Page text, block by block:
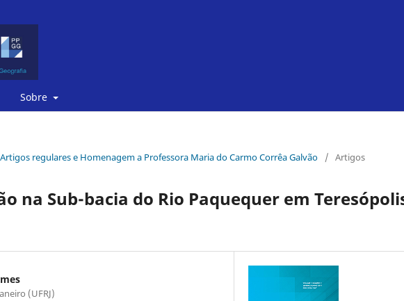
Sobre
regulares e Homenagem a Professora Maria do Carmo Corrêa Galvão
/ Artigos
na Sub-bacia do Rio Paquequer em
(UFRJ)